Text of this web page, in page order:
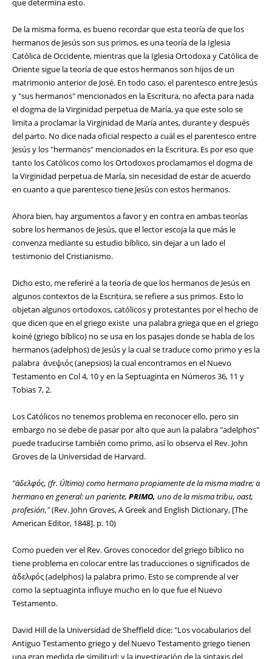
que determina esto.
De la misma forma, es bueno recordar que esta teoría de que los
hermanos de Jesús son sus primos, es una teoría de la Iglesia
Católica de Occidente, mientras que la Iglesia Ortodoxa y Católica de
Oriente sigue la teoría de que estos hermanos son hijos de un
matrimonio anterior de José. En todo caso, el parentesco entre Jesús
y "sus hermanos" mencionados en la Escritura, no afecta para nada
el dogma de la Virginidad perpetua de María, ya que este solo se
limita a proclamar la Virginidad de María antes, durante y después
del parto. No dice nada oficial respecto a cuál es el parentesco entre
Jesús y los "hermanos" mencionados en la Escritura. Es por eso que
tanto los Católicos como los Ortodoxos proclamamos el dogma de
la Virginidad perpetua de María, sin necesidad de estar de acuerdo
en cuanto a que parentesco tiene Jesús con estos hermanos.
Ahora bien, hay argumentos a favor y en contra en ambas teorías
sobre los hermanos de Jesús, que el lector escoja la que más le
convenza mediante su estudio bíblico, sin dejar a un lado el
testimonio del Cristianismo.
Dicho esto, me referiré a la teoría de que los hermanos de Jesús en
algunos contextos de la Escritura, se refiere a sus primos. Esto lo
objetan algunos ortodoxos, católicos y protestantes por el hecho de
que dicen que en el griego existe una palabra griega que en el griego
koiné (griego bíblico) no se usa en los pasajes donde se habla de los
hermanos (adelphos) de Jesús y la cual se traduce como primo y es la
palabra ἀνεψιός (anepsios) la cual encontramos en el Nuevo
Testamento en Col 4, 10 y en la Septuaginta en Números 36, 11 y
Tobias 7, 2.
Los Católicos no tenemos problema en reconocer ello, pero sin
embargo no se debe de pasar por alto que aun la palabra "adelphos"
puede traducirse también como primo, así lo observa el Rev. John
Groves de la Universidad de Harvard.
"ἀδελφός, (fr. Último) como hermano propiamente de la misma madre; α
hermano en general: un pariente, PRIMO, uno de la misma tribu, oast,
profesión,"(Rev. John Groves, A Greek and English Dictionary, [The
American Editor, 1848]. p. 10)
Como pueden ver el Rev. Groves conocedor del griego bíblico no
tiene problema en colocar entre las traducciones o significados de
ἀδελφός (adelphos) la palabra primo. Esto se comprende al ver
como la septuaginta influye mucho en lo que fue el Nuevo
Testamento.
David Hill de la Universidad de Sheffield dice: "Los vocabularios del
Antiguo Testamento griego y del Nuevo Testamento griego tienen
una gran medida de similitud; y la investigación de la sintaxis del